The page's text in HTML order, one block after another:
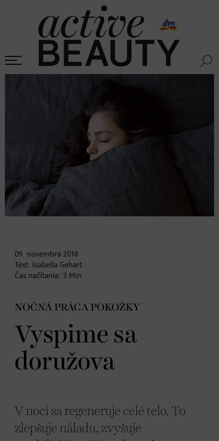
09. novembra 2018
Text:
Isabella Gehart
Čas načítania: 3 Min.
NOČNÁ PRÁCA POKOŽKY
Vyspime sa
doružova
V noci sa regeneruje celé telo. To
zlepšuje náladu, zvyšuje